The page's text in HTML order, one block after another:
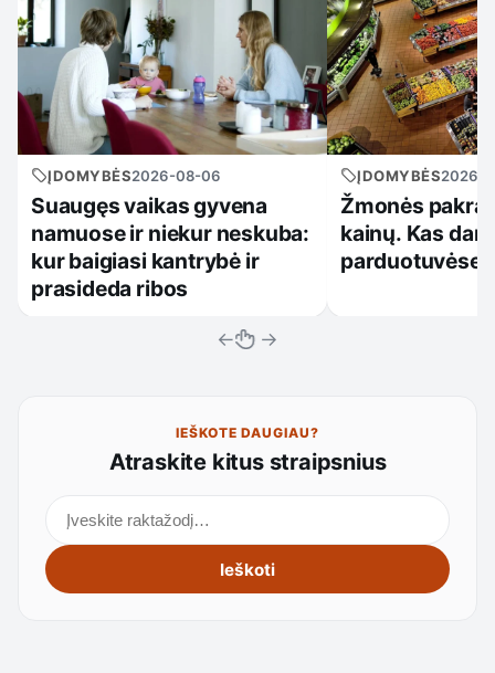
ĮDOMYBĖS2026-08-06
Suaugęs vaikas gyvena
namuose ir niekur neskuba:
kur baigiasi kantrybė ir
prasideda ribos
ĮDOMYBĖS2026-
Žmonės
kainų. Kas
parduotuvėse?
← →
IEŠKOTE DAUGIAU?
Atraskite kitus straipsnius
Ieškoti